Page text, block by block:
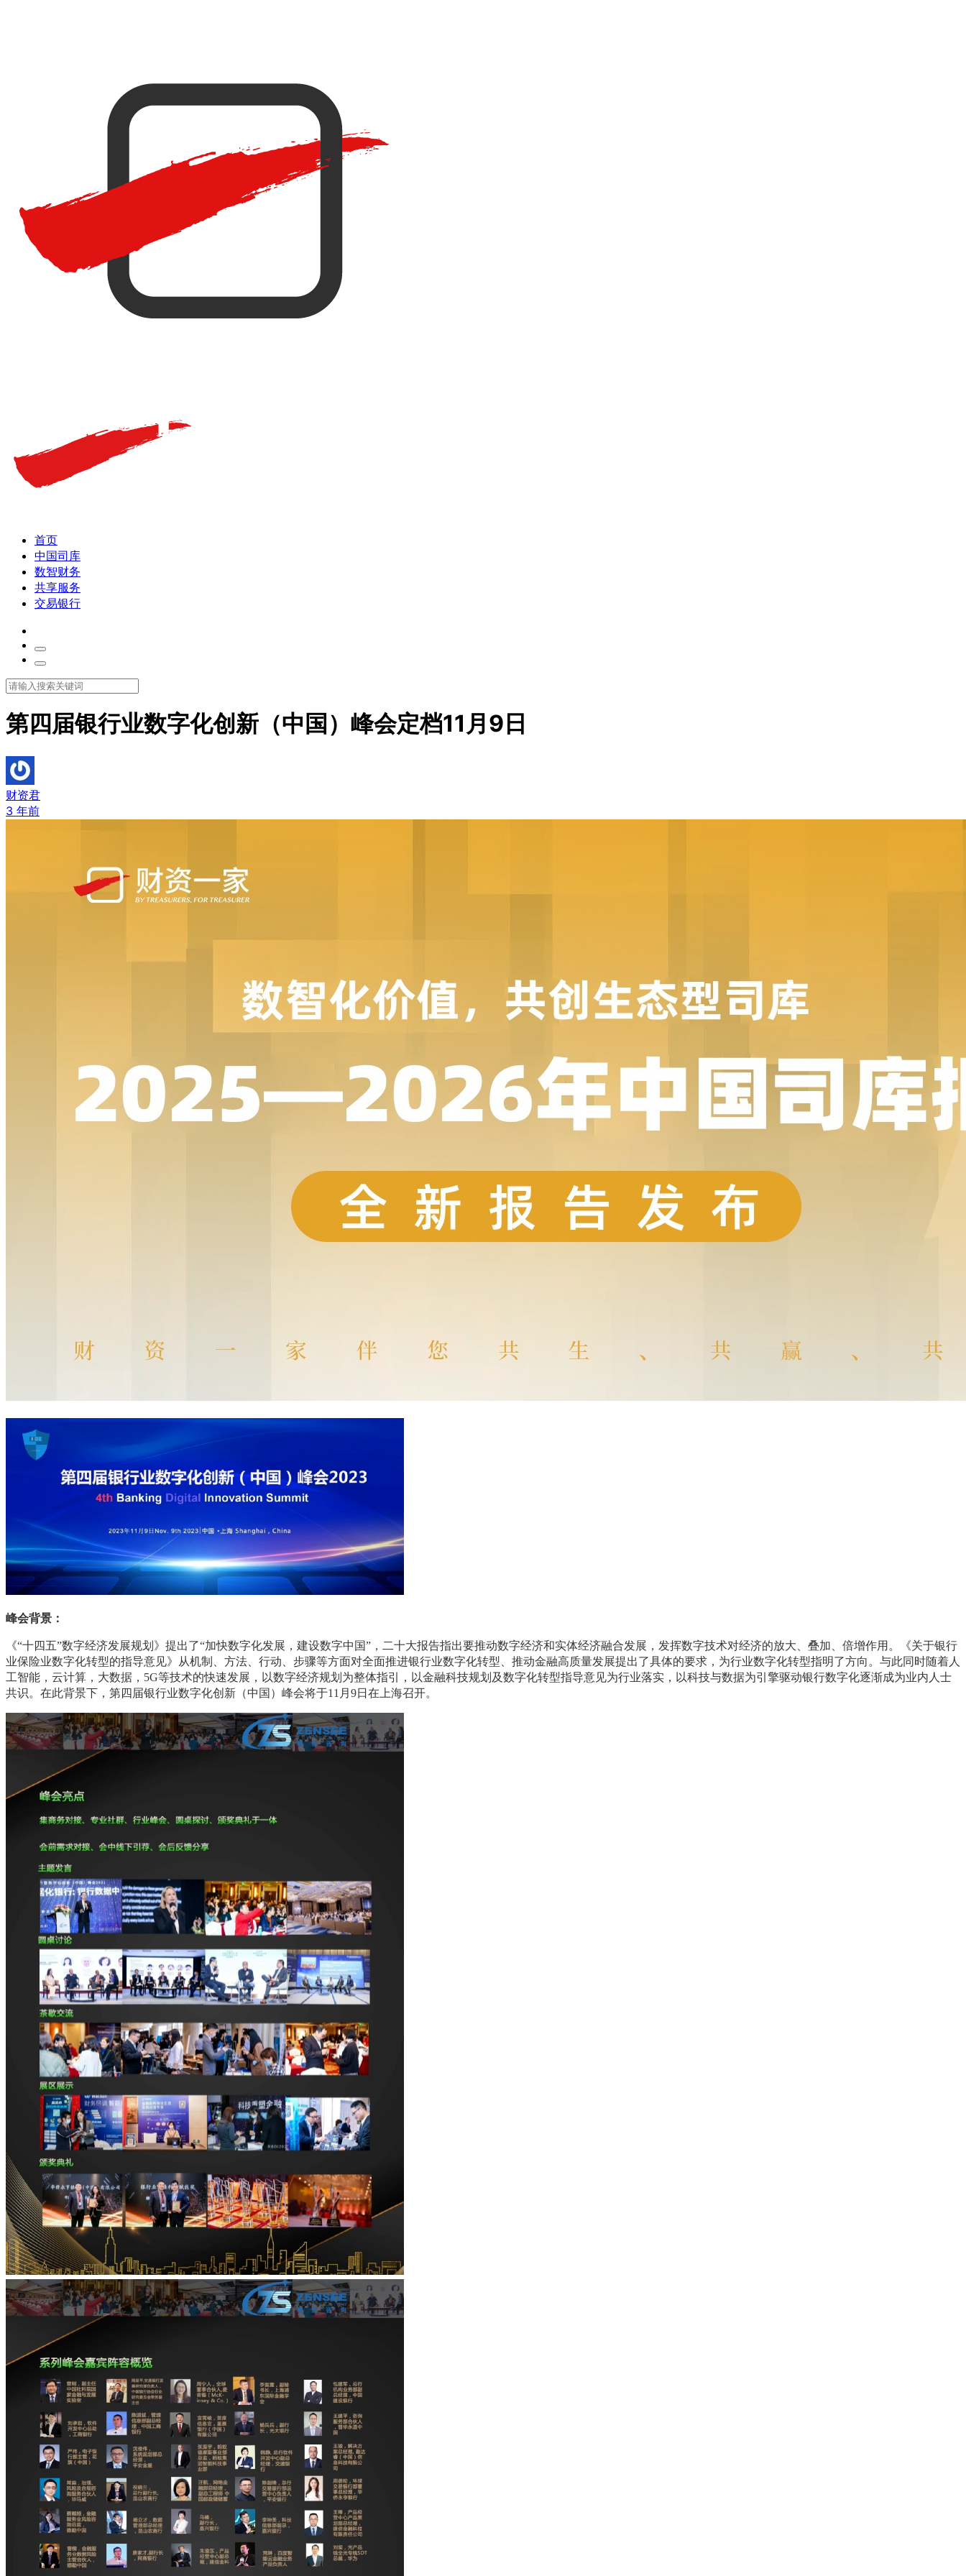
首页
中国司库
数智财务
共享服务
交易银行
第四届银行业数字化创新（中国）峰会定档11月9日
财资君
3 年前
峰会背景：
《“十四五”数字经济发展规划》提出了“加快数字化发展，建设数字中国”，二十大报告指出要推动数字经济和实体经济融合发展，发挥数字技术对经济的放大、叠加、倍增作用。《关于银行
业保险业数字化转型的指导意见》从机制、方法、行动、步骤等方面对全面推进银行业数字化转型、推动金融高质量发展提出了具体的要求，为行业数字化转型指明了方向。与此同时随着人
工智能，云计算，大数据，5G等技术的快速发展，以数字经济规划为整体指引，以金融科技规划及数字化转型指导意见为行业落实，以科技与数据为引擎驱动银行数字化逐渐成为业内人士
共识。在此背景下，第四届银行业数字化创新（中国）峰会将于11月9日在上海召开。